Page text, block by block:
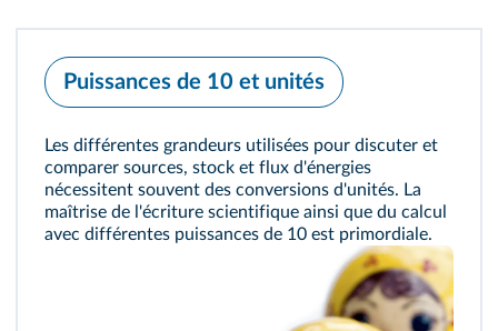
Puissances de 10 et unités
Les différentes grandeurs utilisées pour discuter et
comparer sources, stock et flux d'énergies
nécessitent souvent des conversions d'unités. La
maîtrise de l'écriture scientifique ainsi que du calcul
avec différentes puissances de 10 est primordiale.